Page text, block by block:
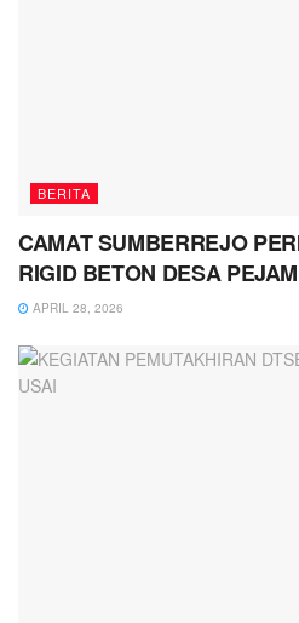
BERITA
CAMAT SUMBERREJO
RIGID BETON DESA
APRIL 28, 2026